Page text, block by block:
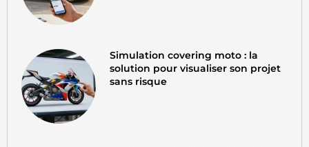
Simulation covering moto : la
solution pour visualiser son projet
sans risque